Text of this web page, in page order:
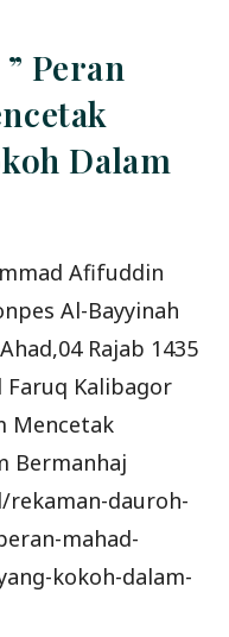
Peran
Dalam
Afifuddin
Al-Bayyinah
Rajab 1435
Faruq Kalibagor
Mencetak
Bermanhaj
rekaman-dauroh-
mahad-
kokoh-dalam-